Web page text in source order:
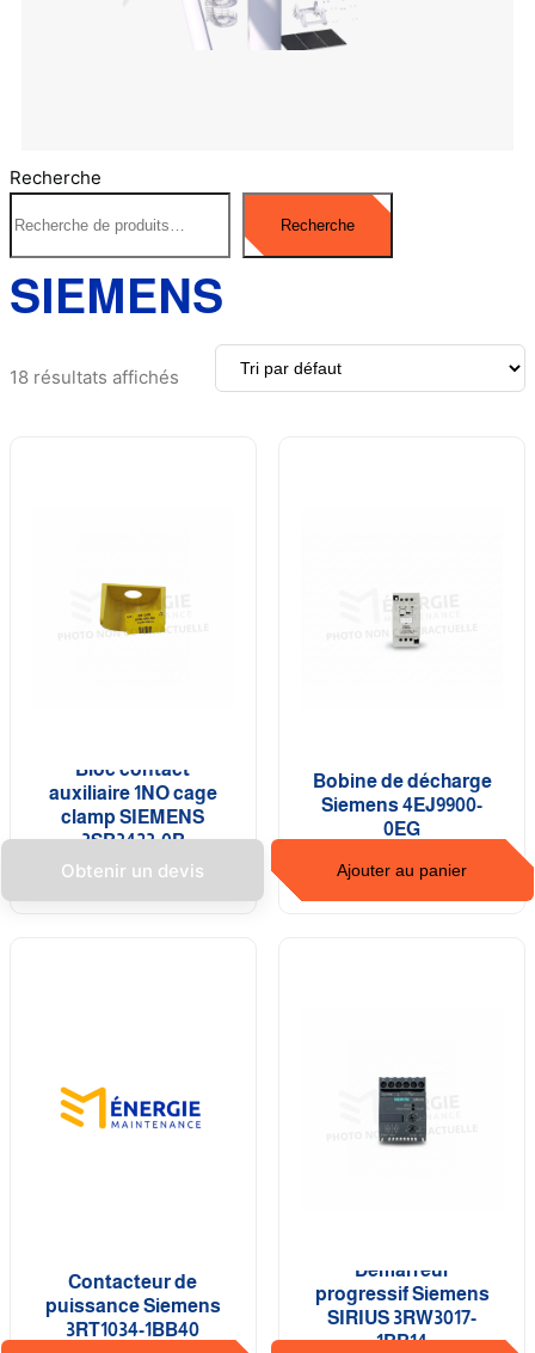
Recherche
Recherche
SIEMENS
18 résultats affichés
Bloc contact
auxiliaire 1NO cage
clamp SIEMENS
3SB3423-0B
Obtenir un devis
Bobine de décharge
Siemens 4EJ9900-
0EG
Ajouter au panier
Contacteur de
puissance Siemens
3RT1034-1BB40
Démarreur
progressif Siemens
SIRIUS 3RW3017-
1BB14